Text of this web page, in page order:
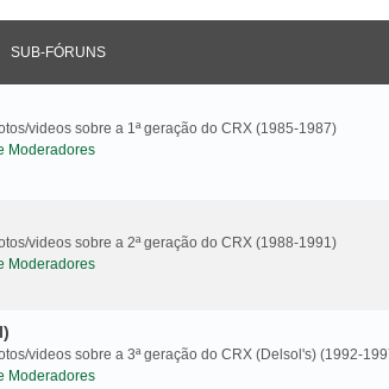
SUB-FÓRUNS
videos sobre a 1ª geração do CRX (1985-1987)
Moderadores
videos sobre a 2ª geração do CRX (1988-1991)
Moderadores
videos sobre a 3ª geração do CRX (Delsol's) (1992-
Moderadores